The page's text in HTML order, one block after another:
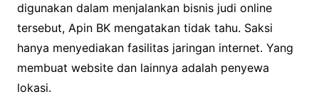
digunakan dalam menjalankan bisnis judi online
tersebut, Apin BK mengatakan tidak tahu. Saksi
hanya menyediakan fasilitas jaringan internet. Yang
membuat website dan lainnya adalah penyewa
lokasi.